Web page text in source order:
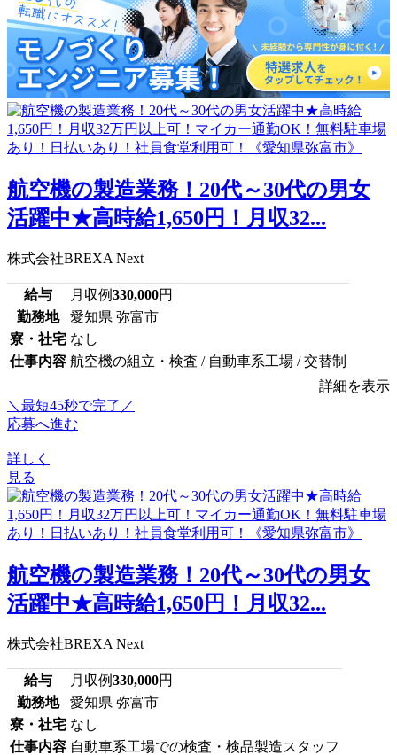
航空機の製造業務！20代～30代の男女
活躍中★高時給1,650円！月収32...
株式会社BREXA Next
給与 月収例330,000円
勤務地
愛知県 弥富市
寮・社宅 なし
仕事内容 航空機の組立・検査 / 自動車系工場 / 交替制
詳細を表示
＼最短45秒で完了／
応募へ進む
詳しく
見る
航空機の製造業務！20代～30代の男女
活躍中★高時給1,650円！月収32...
株式会社BREXA Next
給与 月収例330,000円
勤務地
愛知県 弥富市
寮・社宅 なし
仕事内容 自動車系工場での検査・検品製造スタッフ